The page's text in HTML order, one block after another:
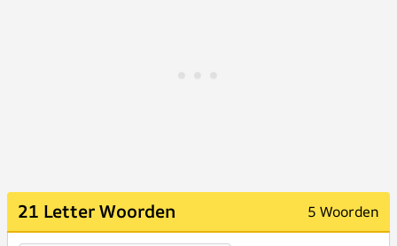
21 Letter Woorden 5 Woorden